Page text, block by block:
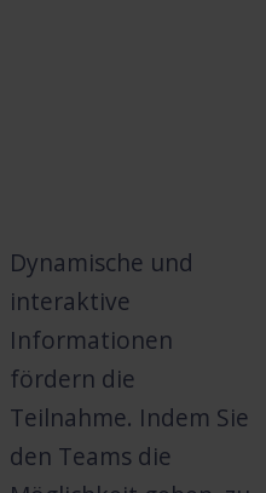
Dynamische und
interaktive
Informationen
fördern die
Teilnahme. Indem Sie
den Teams die